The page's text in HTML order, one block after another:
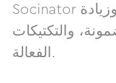
Socinator بسبب نتائجه الأسرع، وزيادة
والتكتيكات
الفعالة.